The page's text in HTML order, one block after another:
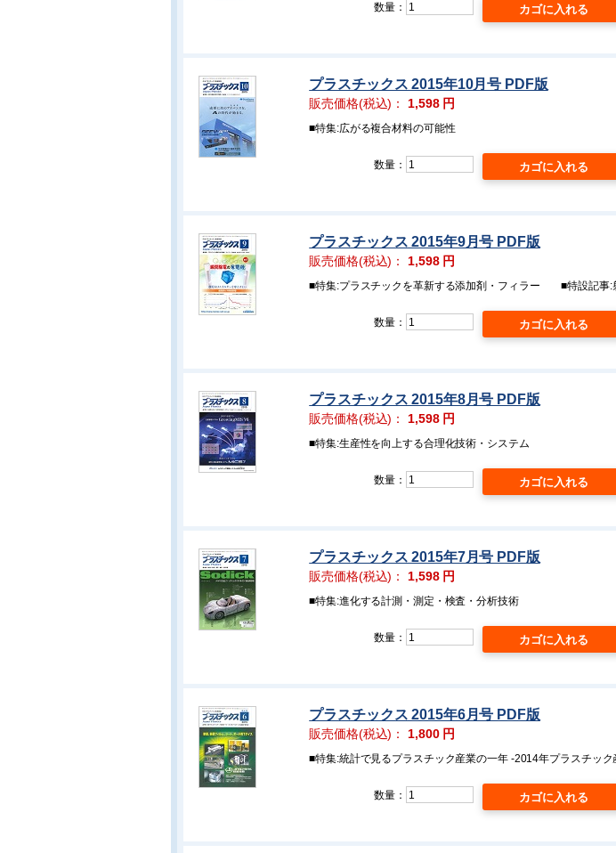
数量：
プラスチックス 2015年10月号 PDF版
販売価格(税込)： 1,598円
■特集:広がる複合材料の可能性
数量：
プラスチックス 2015年9月号 PDF版
販売価格(税込)： 1,598円
■特集:プラスチックを革新する添加剤・フィラー ■特設記事:
数量：
プラスチックス 2015年8月号 PDF版
販売価格(税込)： 1,598円
■特集:生産性を向上する合理化技術・システム
数量：
プラスチックス 2015年7月号 PDF版
販売価格(税込)： 1,598円
■特集:進化する計測・測定・検査・分析技術
数量：
プラスチックス 2015年6月号 PDF版
販売価格(税込)： 1,800円
■特集:統計で見るプラスチック産業の一年 -2014年プラスチッ
数量：